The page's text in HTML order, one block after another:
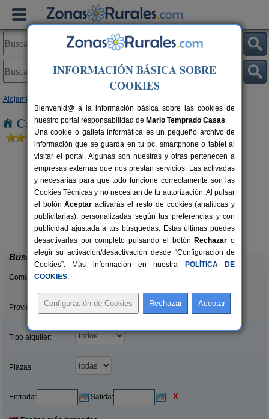
Alojamientos
Casas Rurales cerca de Castejon de Sos
6 pers.
desde25 €
Camping Alquézar
Alquézar (Huesca)
Buscar
Comunidades:
Provincias/Islas:
Tipo alquiler:
Plazas:
Entrada: Salida: X
INFORMACIÓN BÁSICA SOBRE
COOKIES
Bienvenid@ a la información básica sobre las cookies de
nuestro portal responsabilidad de Mario Temprado Casas.
Una cookie o galleta informática es un pequeño archivo de
información que se guarda en tu pc, smartphone o tablet al
visitar el portal. Algunas son nuestras y otras pertenecen a
empresas externas que nos prestan servicios. Las activadas
y necesarias para que todo funcione correctamente son las
Cookies Técnicas y no necesitan de tu autorización. Al pulsar
el botónAceptar activarás el resto de cookies (analíticas y
publicitarias), personalizadas según tus preferencias y con
publicidad ajustada a tus búsquedas. Estas últimas puedes
desactivarlas por completo pulsando el botón Rechazar o
elegir su activación/desactivación desde “Configuración de
Cookies”. Más información en nuestra
POLÍTICA DE
COOKIES.